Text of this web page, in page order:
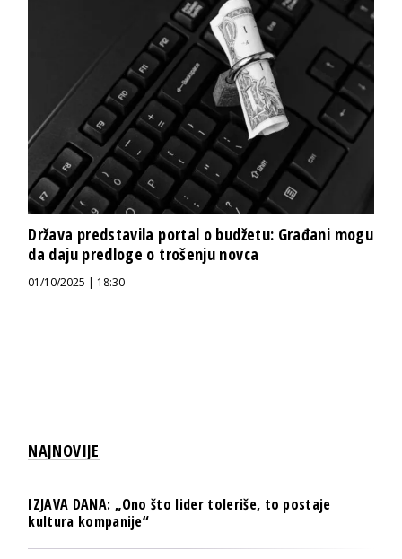
Država predstavila portal o budžetu: Građani mogu
da daju predloge o trošenju novca
01/10/2025 | 18:30
NAJNOVIJE
IZJAVA DANA: „Ono što lider toleriše, to postaje
kultura kompanije“